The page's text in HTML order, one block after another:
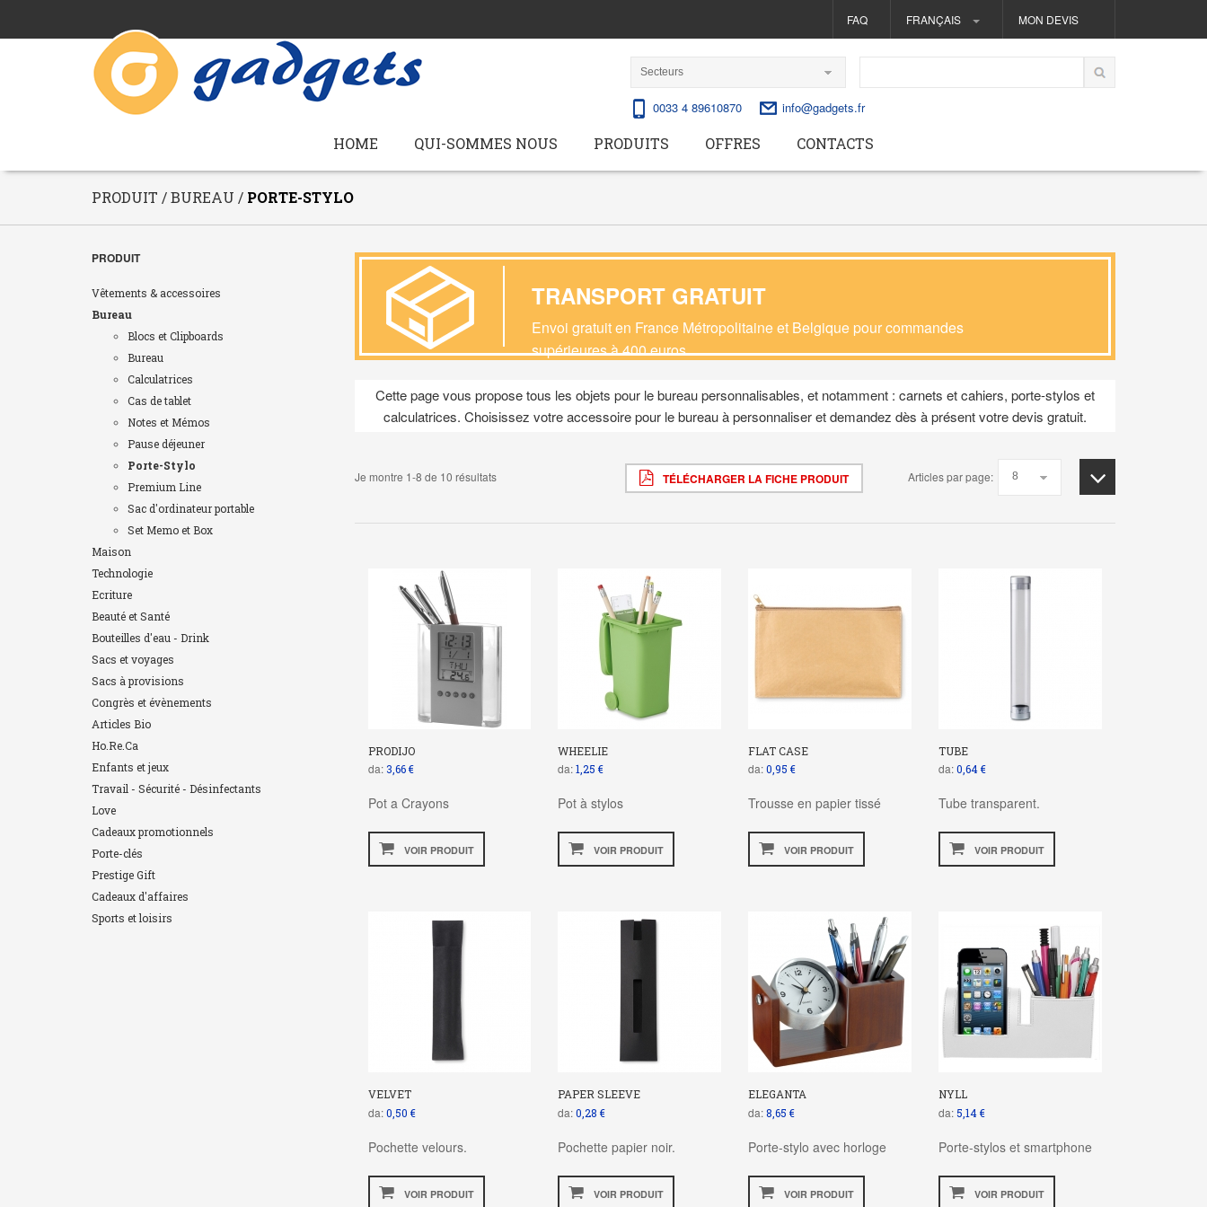
FAQ FRANÇAIS MON DEVIS
0033 4 89610870 info@gadgets.fr
HOME QUI-SOMMES NOUS PRODUITS OFFRES CONTACTS
PRODUIT / BUREAU / PORTE-STYLO
PRODUIT
Vêtements & accessoires
Bureau
Blocs et Clipboards
Bureau
Calculatrices
Cas de tablet
Notes et Mémos
Pause déjeuner
Porte-Stylo
Premium Line
Sac d'ordinateur portable
Set Memo et Box
Maison
Technologie
Ecriture
Beauté et Santé
Bouteilles d'eau - Drink
Sacs et voyages
Sacs à provisions
Congrès et évènements
Articles Bio
Ho.Re.Ca
Enfants et jeux
Travail - Sécurité - Désinfectants
Love
Cadeaux promotionnels
Porte-clés
Prestige Gift
Cadeaux d'affaires
Sports et loisirs
TRANSPORT GRATUIT
Envoi gratuit en France Métropolitaine et Belgique pour commandes
supérieures à 400 euros.
Cette page vous propose tous les objets pour le bureau personnalisables, et notamment : carnets et cahiers, porte-stylos et
calculatrices. Choisissez votre accessoire pour le bureau à personnaliser et demandez dès à présent votre devis gratuit.
Je montre 1-8 de 10 résultats TÉLÉCHARGER LA FICHE PRODUIT Articles par page:
PRODIJO
da: 3,66 €
Pot a Crayons
VOIR PRODUIT
WHEELIE
da:1,25 €
Pot à stylos
VOIR PRODUIT
FLAT CASE
da:0,95 €
Trousse en papier tissé
VOIR PRODUIT
TUBE
da:0,64 €
Tube transparent.
VOIR PRODUIT
VELVET
da:0,50 €
Pochette velours.
VOIR PRODUIT
PAPER SLEEVE
da:0,28 €
Pochette papier noir.
VOIR PRODUIT
ELEGANTA
da:8,65 €
Porte-stylo avec horloge
VOIR PRODUIT
NYLL
da: 5,14 €
Porte-stylos et smartphone
VOIR PRODUIT